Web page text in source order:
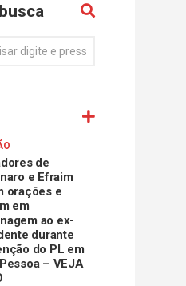
de
e Efraim
orações e
em
ao ex-
durante
do PL em
– VEJA